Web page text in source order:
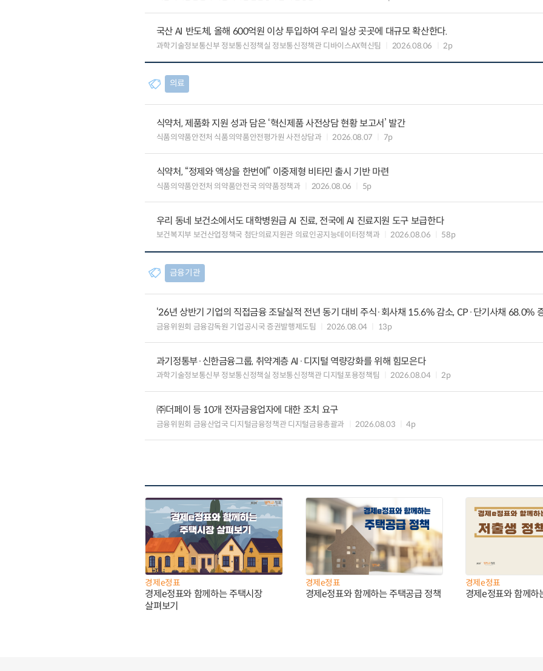
국산 AI 반도체, 올해 600억원 이상 투입하여 우리 일상 곳곳에 대규모 확산한다.
과학기술정보통신부 정보통신정책실 정보통신정책관 디바이스AX혁신팀 2026.08.06 2p
의료
식약처, 제품화 지원 성과 담은 ‘혁신제품 사전상담 현황 보고서’ 발간
식품의약품안전처 식품의약품안전평가원 사전상담과 2026.08.07 7p
식약처, “정제와 액상을 한번에” 이중제형 비타민 출시 기반 마련
식품의약품안전처 의약품안전국 의약품정책과 2026.08.06 5p
우리 동네 보건소에서도 대학병원급 AI 진료, 전국에 AI 진료지원 도구 보급한다
보건복지부 보건산업정책국 첨단의료지원관 의료인공지능데이터정책과 2026.08.06 58p
금융기관
‘26년 상반기 기업의 직접금융 조달실적 전년 동기 대비 주식·회사채 15.6% 감소, CP·단기사채 68.0%
금융위원회 금융감독원 기업공시국 증권발행제도팀 2026.08.04 13p
과기정통부·신한금융그룹, 취약계층 AI·디지털 역량강화를 위해 힘모은다
과학기술정보통신부 정보통신정책실 정보통신정책관 디지털포용정책팀 2026.08.04 2p
㈜더페이 등 10개 전자금융업자에 대한 조치 요구
금융위원회 금융산업국 디지털금융정책관 디지털금융총괄과 2026.08.03 4p
경제e정표
경제e정표와 함께하는 주택시장
살펴보기
경제e정표
경제e정표와 함께하는 주택공급 정책
경제e정표
경제e정표와 함께하